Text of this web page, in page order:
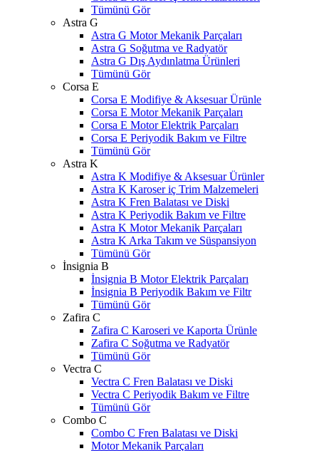
Tümünü Gör
Astra G
Astra G Motor Mekanik Parçaları
Astra G Soğutma ve Radyatör
Astra G Dış Aydınlatma Ürünleri
Tümünü Gör
Corsa E
Corsa E Modifiye & Aksesuar Ürünle
Corsa E Motor Mekanik Parçaları
Corsa E Motor Elektrik Parçaları
Corsa E Periyodik Bakım ve Filtre
Tümünü Gör
Astra K
Astra K Modifiye & Aksesuar Ürünler
Astra K Karoser iç Trim Malzemeleri
Astra K Fren Balatası ve Diski
Astra K Periyodik Bakım ve Filtre
Astra K Motor Mekanik Parçaları
Astra K Arka Takım ve Süspansiyon
Tümünü Gör
İnsignia B
İnsignia B Motor Elektrik Parçaları
İnsignia B Periyodik Bakım ve Filtr
Tümünü Gör
Zafira C
Zafira C Karoseri ve Kaporta Ürünle
Zafira C Soğutma ve Radyatör
Tümünü Gör
Vectra C
Vectra C Fren Balatası ve Diski
Vectra C Periyodik Bakım ve Filtre
Tümünü Gör
Combo C
Combo C Fren Balatası ve Diski
Motor Mekanik Parçaları